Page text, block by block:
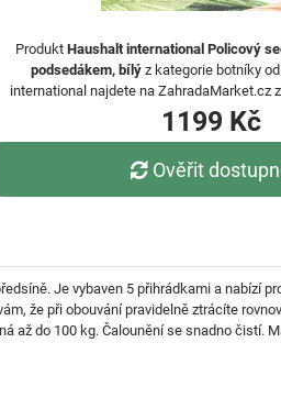
Produkt Haushalt international Policový
podsedákem, bílý z kategorie botníky
international najdete na ZahradaMarket.cz
1199 Kč
Ověřit
Je vybaven 5 přihrádkami a nabízí
že při obouvání pravidelně ztrácíte
až do 100 kg. Čalounění se snadno čistí.